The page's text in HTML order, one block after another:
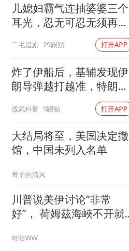
儿媳妇霸气连抽婆婆三个
耳光，忍无可忍无须再
二毛追剧 29跟贴 打开APP
炸了伊船后，基辅发现伊
朗导弹越打越准，特朗普
战武科普 9跟贴 打开APP
大结局将至，美国决定撤
馆，中国未列入名单
寄予的清风
川普说美伊讨论“非常
好”， 荷姆茲海峽不开就
谢寒冰｜辣晚报20260805
蛙哇WW